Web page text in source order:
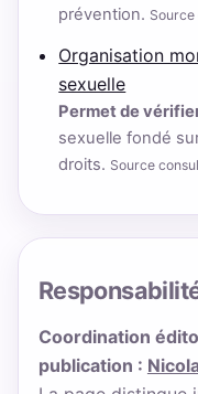
prévention.
Organisation
sexuelle
Permet de
sexuelle fondé
droits. Source
Coordination
publication :